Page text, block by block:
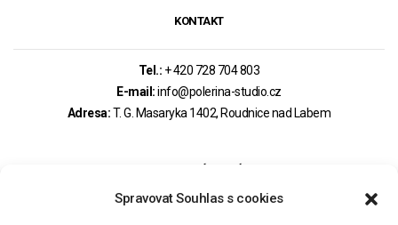
Spravovat Souhlas s cookies
KONTAKT
Tel.: + 420 728 704 803
E-mail:info@polerina-studio.cz
Adresa:T. G. Masaryka 1402, Roudnice nad Labem
MOHLO BY VÁS ZAJÍMAT